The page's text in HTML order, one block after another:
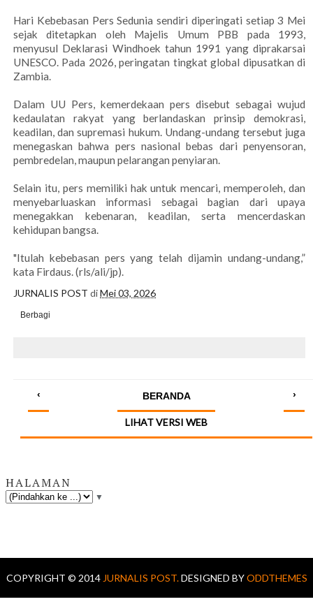
Hari Kebebasan Pers Sedunia sendiri diperingati setiap 3 Mei
sejak ditetapkan oleh Majelis Umum PBB pada 1993,
menyusul Deklarasi Windhoek tahun 1991 yang diprakarsai
UNESCO. Pada 2026, peringatan tingkat global dipusatkan di
Zambia.
Dalam UU Pers, kemerdekaan pers disebut sebagai wujud
kedaulatan rakyat yang berlandaskan prinsip demokrasi,
keadilan, dan supremasi hukum. Undang-undang tersebut juga
menegaskan bahwa pers nasional bebas dari penyensoran,
pembredelan, maupun pelarangan penyiaran.
Selain itu, pers memiliki hak untuk mencari, memperoleh, dan
menyebarluaskan informasi sebagai bagian dari upaya
menegakkan kebenaran, keadilan, serta mencerdaskan
kehidupan bangsa.
"Itulah kebebasan pers yang telah dijamin undang-undang,”
kata Firdaus. (rls/ali/jp).
JURNALIS POST diMei 03, 2026
Berbagi
‹ ›
BERANDA
LIHAT VERSI WEB
HALAMAN
▼
COPYRIGHT © 2014 JURNALIS POST.DESIGNED BYODDTHEMES